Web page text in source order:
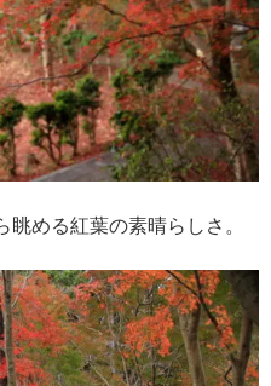
める紅葉の素晴らしさ。